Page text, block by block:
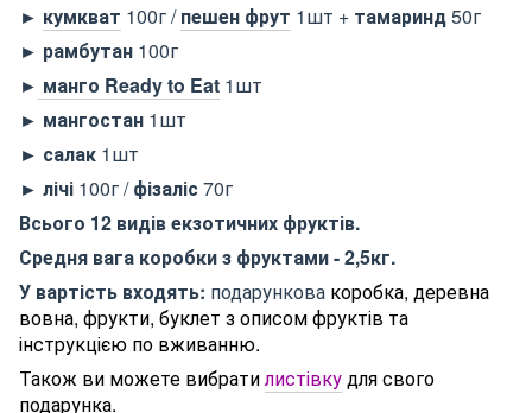
► кумкват 100г /пешен фрут 1шт + тамаринд50г
► рамбутан 100г
► манго Ready to Eat 1шт
► мангостан 1шт
► салак 1шт
► лічі 100г /фізаліс70г
Всього 12 видів екзотичних фруктів.
Средня вага коробки з фруктами - 2,5кг.
У вартість входять: подарункова коробка, деревна
вовна, фрукти, буклет з описом фруктів та
інструкцією по вживанню.
Також ви можете вибратилистівкудля свого
подарунка.